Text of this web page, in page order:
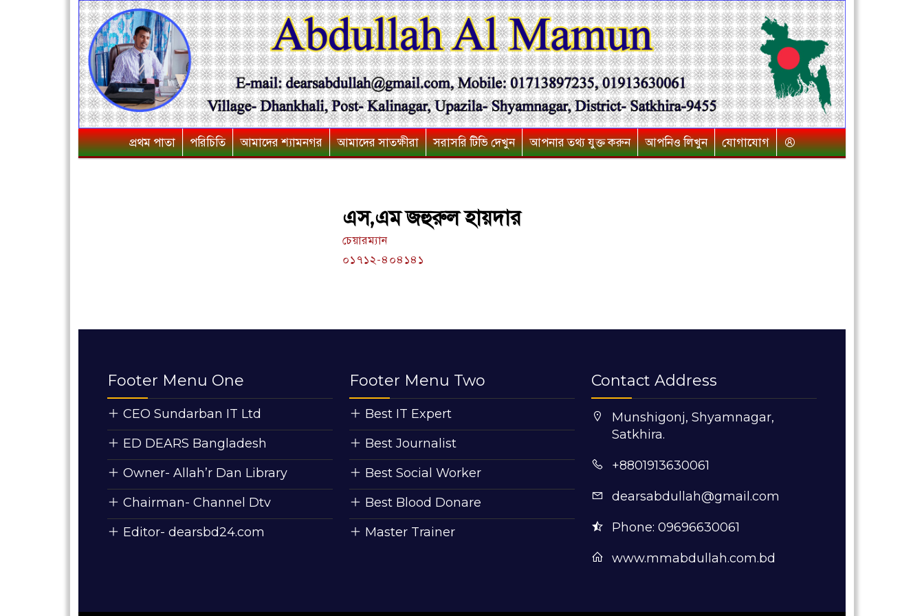
প্রথম পাতা পরিচিতি আমাদের শ্যামনগর আমাদের সাতক্ষীরা সরাসরি টিভি দেখুন আপনার তথ্য যুক্ত করুন আপনিও লিখুন যোগাযোগ
এস,এম জহুরুল হায়দার
চেয়ারম্যান
০১৭১২-৪০৪১৪১
Footer Menu One
CEO Sundarban IT Ltd
ED DEARS Bangladesh
Owner- Allah’r Dan Library
Chairman- Channel Dtv
Editor- dearsbd24.com
Footer Menu Two
Best IT Expert
Best Journalist
Best Social Worker
Best Blood Donare
Master Trainer
Contact Address
Munshigonj, Shyamnagar,
Satkhira.
+8801913630061
dearsabdullah@gmail.com
Phone: 09696630061
www.mmabdullah.com.bd